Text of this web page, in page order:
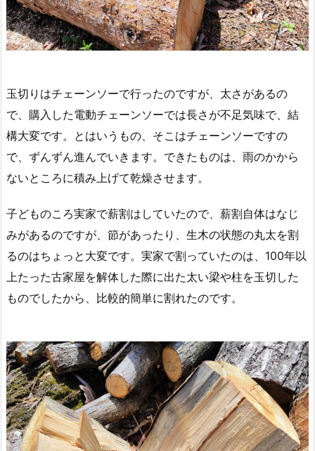
玉切りはチェーンソーで行ったのですが、太さがあるの
で、購入した電動チェーンソーでは長さが不足気味で、結
構大変です。とはいうもの、そこはチェーンソーですの
で、ずんずん進んでいきます。できたものは、雨のかから
ないところに積み上げて乾燥させます。
子どものころ実家で薪割はしていたので、薪割自体はなじ
みがあるのですが、節があったり、生木の状態の丸太を割
るのはちょっと大変です。実家で割っていたのは、100年以
上たった古家屋を解体した際に出た太い梁や柱を玉切した
ものでしたから、比較的簡単に割れたのです。